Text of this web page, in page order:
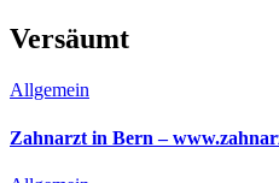
Versäumt
Allgemein
Zahnarzt in Bern –